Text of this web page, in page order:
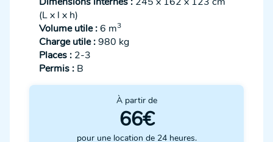
(L x l x h)
Volume utile :6 m3
Charge utile :980 kg
Places : 2-3
Permis : B
À partir de
66€
pour une location de 24 heures.